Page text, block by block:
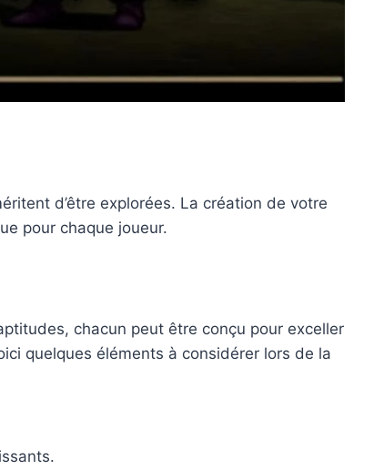
d’être explorées. La création de votre
pour chaque joueur.
chacun peut être conçu pour exceller
quelques éléments à considérer lors de la